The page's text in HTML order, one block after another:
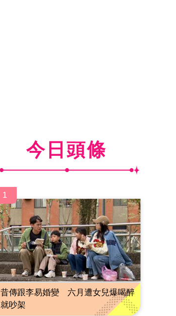
今日頭條
1
昔傳跟李易婚變 六月遭女兒爆喝醉
就吵架